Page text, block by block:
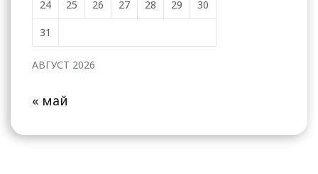
АВГУСТ 2026
24 25 26 27 28 29 30
31
« май